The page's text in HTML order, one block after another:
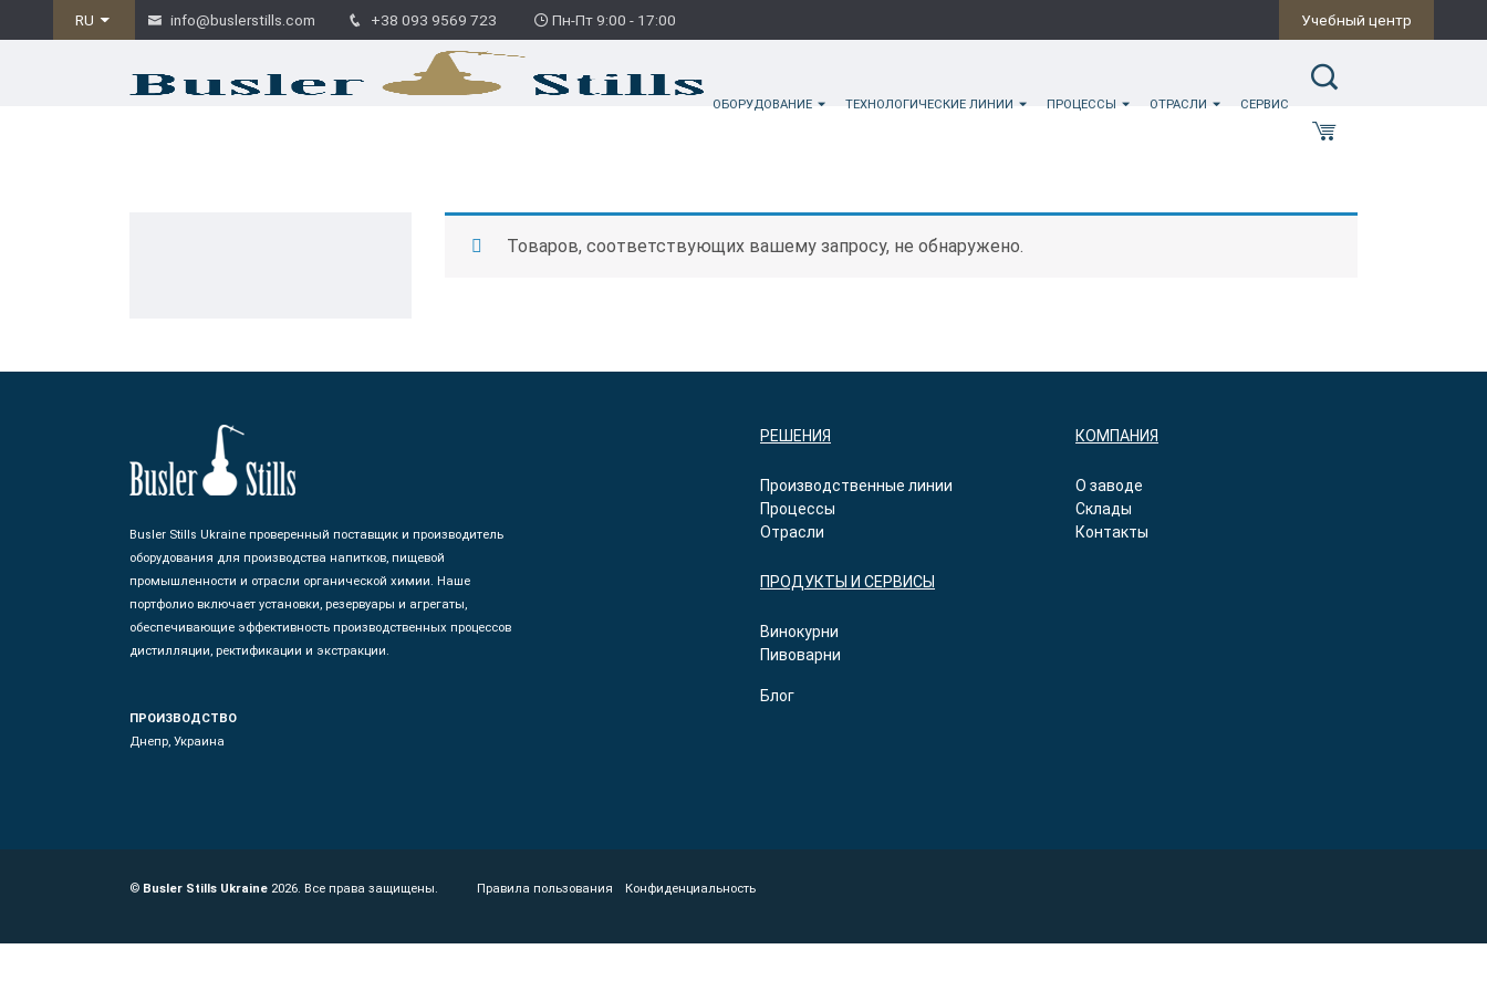
RU info@buslerstills.com +38 093 9569 723 Пн-Пт 9:00 - 17:00 Учебный центр
ОБОРУДОВАНИЕ ТЕХНОЛОГИЧЕСКИЕ ЛИНИИ ПРОЦЕССЫ ОТРАСЛИ СЕРВИС
Товаров, соответствующих вашему запросу, не обнаружено.
Busler Stills Ukraine проверенный поставщик и производитель
оборудования для производства напитков, пищевой
промышленности и отрасли органической химии. Наше
портфолио включает установки, резервуары и агрегаты,
обеспечивающие эффективность производственных процессов
дистилляции, ректификации и экстракции.
ПРОИЗВОДСТВО
Днепр, Украина
РЕШЕНИЯ
Производственные линии
Процессы
Отрасли
ПРОДУКТЫ И СЕРВИСЫ
Винокурни
Пивоварни
Блог
КОМПАНИЯ
О заводе
Склады
Контакты
© Busler Stills Ukraine 2026. Все права защищены. Правила пользования Конфиденциальность